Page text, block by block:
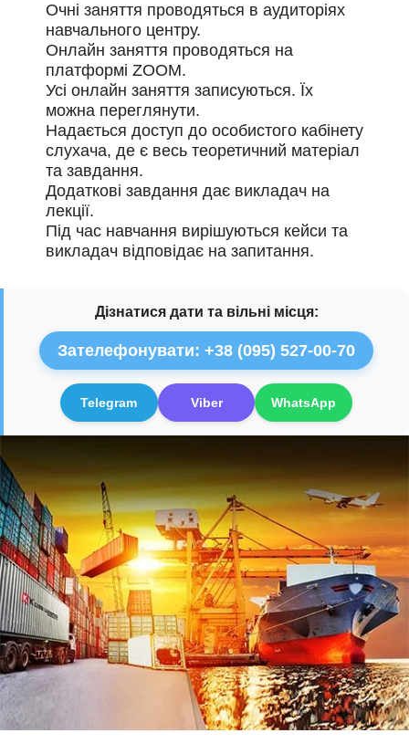
Очні заняття проводяться в аудиторіях
навчального центру.
Онлайн заняття проводяться на
платформі ZOOM.
Усі онлайн заняття записуються. Їх
можна переглянути.
Надається доступ до особистого кабінету
слухача, де є весь теоретичний матеріал
та завдання.
Додаткові завдання дає викладач на
лекції.
Під час навчання вирішуються кейси та
викладач відповідає на запитання.
Дізнатися дати та вільні місця:
Зателефонувати: +38 (095) 527-00-70
Telegram Viber WhatsApp